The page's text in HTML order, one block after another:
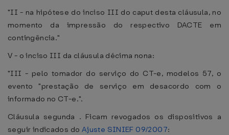
"II - na hipótese do inciso III do caput desta cláusula, no
momento da impressão do respectivo DACTE em
contingência."
V - o inciso III da cláusula décima nona:
"III - pelo tomador do serviço do CT-e, modelos 57, o
evento "prestação de serviço em desacordo com o
informado no CT-e.".
Cláusula segunda . Ficam revogados os dispositivos a
seguir indicados do Ajuste SINIEF 09/2007: